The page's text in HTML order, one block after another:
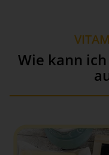
Wie kann